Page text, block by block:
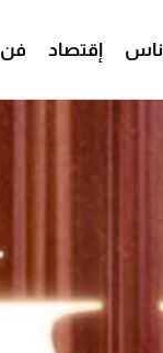
ناس إقتصاد فن